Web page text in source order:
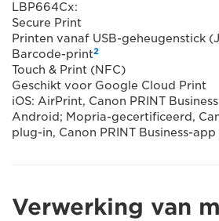
LBP664Cx:
Secure Print
Printen vanaf USB-geheugenstick
Barcode-print2
Touch & Print (NFC)
Geschikt voor Google Cloud Print
iOS: AirPrint, Canon PRINT
Android; Mopria-gecertificeerd,
plug-in, Canon PRINT Business-app
Verwerking van